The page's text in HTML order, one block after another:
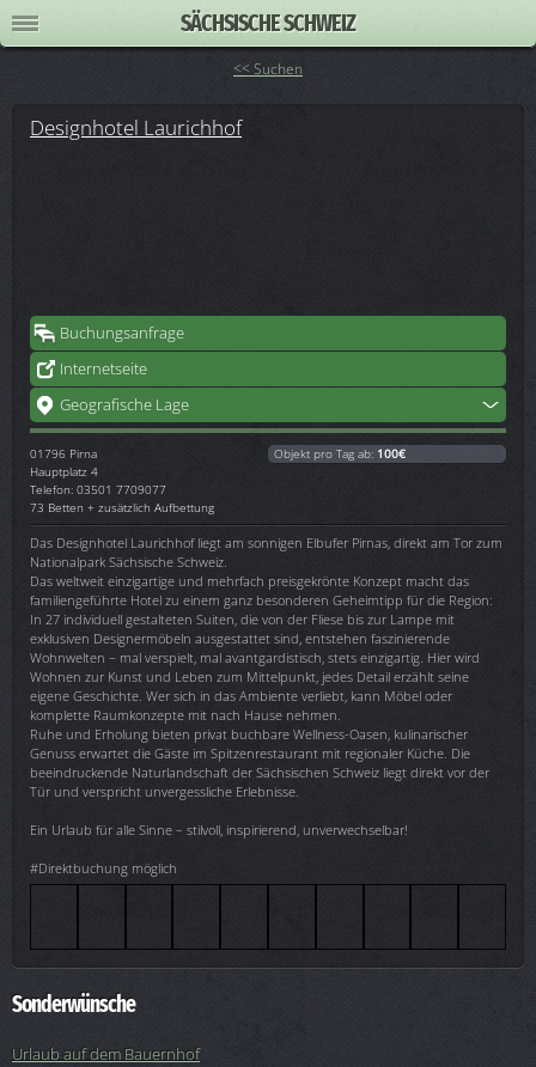
SÄCHSISCHE SCHWEIZ
<< Suchen
Designhotel Laurichhof
Buchungsanfrage
Internetseite
Geografische Lage
01796 Pirna
Hauptplatz 4
Telefon: 03501 7709077
73 Betten + zusätzlich Aufbettung
Objekt pro Tag ab: 100€
Das Designhotel Laurichhof liegt am sonnigen Elbufer Pirnas, direkt am Tor zum
Nationalpark Sächsische Schweiz.
Das weltweit einzigartige und mehrfach preisgekrönte Konzept macht das
familiengeführte Hotel zu einem ganz besonderen Geheimtipp für die Region:
In 27 individuell gestalteten Suiten, die von der Fliese bis zur Lampe mit
exklusiven Designermöbeln ausgestattet sind, entstehen faszinierende
Wohnwelten – mal verspielt, mal avantgardistisch, stets einzigartig. Hier wird
Wohnen zur Kunst und Leben zum Mittelpunkt, jedes Detail erzählt seine
eigene Geschichte. Wer sich in das Ambiente verliebt, kann Möbel oder
komplette Raumkonzepte mit nach Hause nehmen.
Ruhe und Erholung bieten privat buchbare Wellness-Oasen, kulinarischer
Genuss erwartet die Gäste im Spitzenrestaurant mit regionaler Küche. Die
beeindruckende Naturlandschaft der Sächsischen Schweiz liegt direkt vor der
Tür und verspricht unvergessliche Erlebnisse.
Ein Urlaub für alle Sinne – stilvoll, inspirierend, unverwechselbar!
#Direktbuchung möglich
Sonderwünsche
Urlaub auf dem Bauernhof